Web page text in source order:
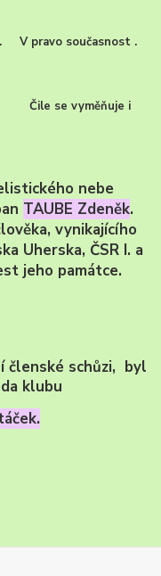
V pravo současnost .
vyměňuje i
nebe
TAUBE Zdeněk.
vynikajícího
Uherska, ČSR I. a
jeho památce.
členské schůzi, byl
klubu